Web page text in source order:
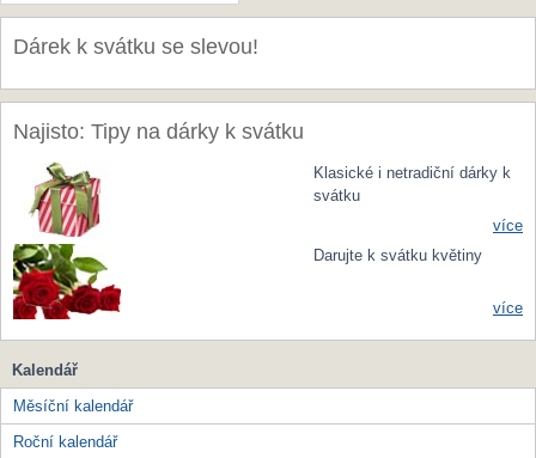
Dárek k svátku se slevou!
Najisto: Tipy na dárky k svátku
Klasické i netradiční dárky k
svátku
více
Darujte k svátku květiny
více
Kalendář
Měsíční kalendář
Roční kalendář